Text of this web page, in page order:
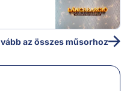
az összes műsorhoz